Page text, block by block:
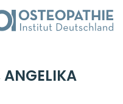
ANGELIKA